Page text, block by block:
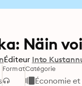
Näin
Éditeur Into
FormatCatégorie
Économie